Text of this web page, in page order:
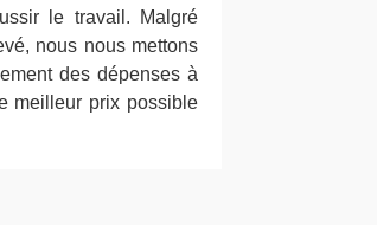
le travail. Malgré
nous nous mettons
des dépenses à
meilleur prix possible